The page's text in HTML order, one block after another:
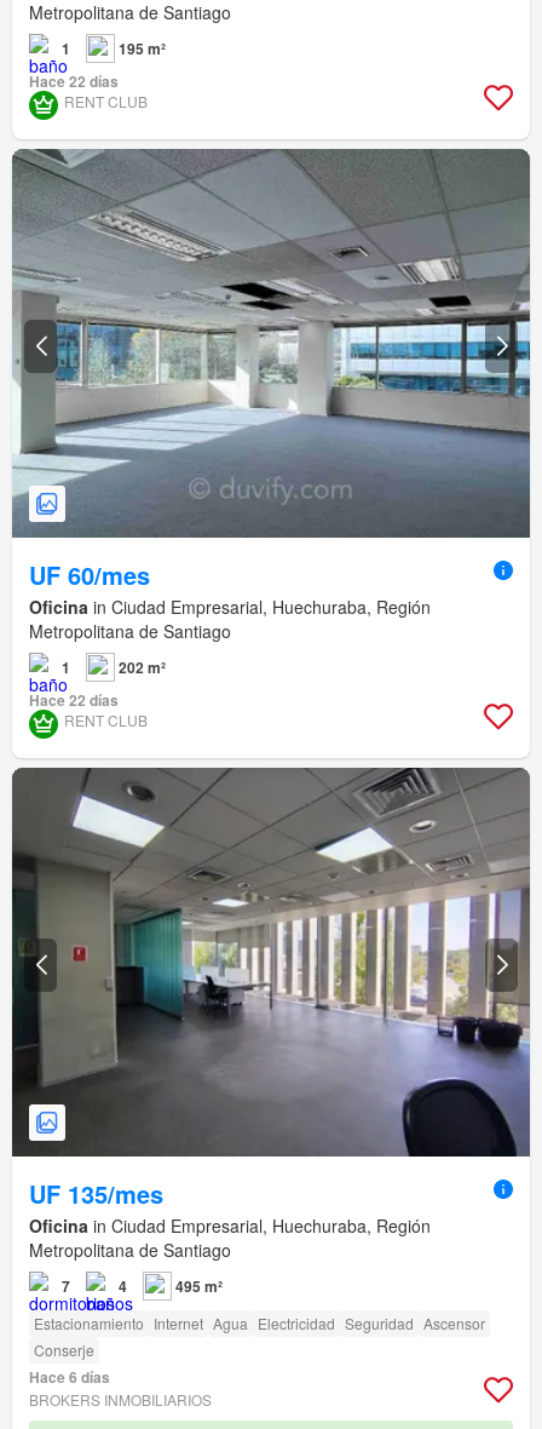
Metropolitana de Santiago
1
195 m²
Hace 22 días
RENT CLUB
UF 60/mes
Oficina in Ciudad Empresarial, Huechuraba, Región
Metropolitana de Santiago
1
202 m²
Hace 22 días
RENT CLUB
UF 135/mes
Oficina in Ciudad Empresarial, Huechuraba, Región
Metropolitana de Santiago
7 4 495 m²
Estacionamiento Internet Agua Electricidad Seguridad Ascensor
Conserje
Hace 6 días
BROKERS INMOBILIARIOS